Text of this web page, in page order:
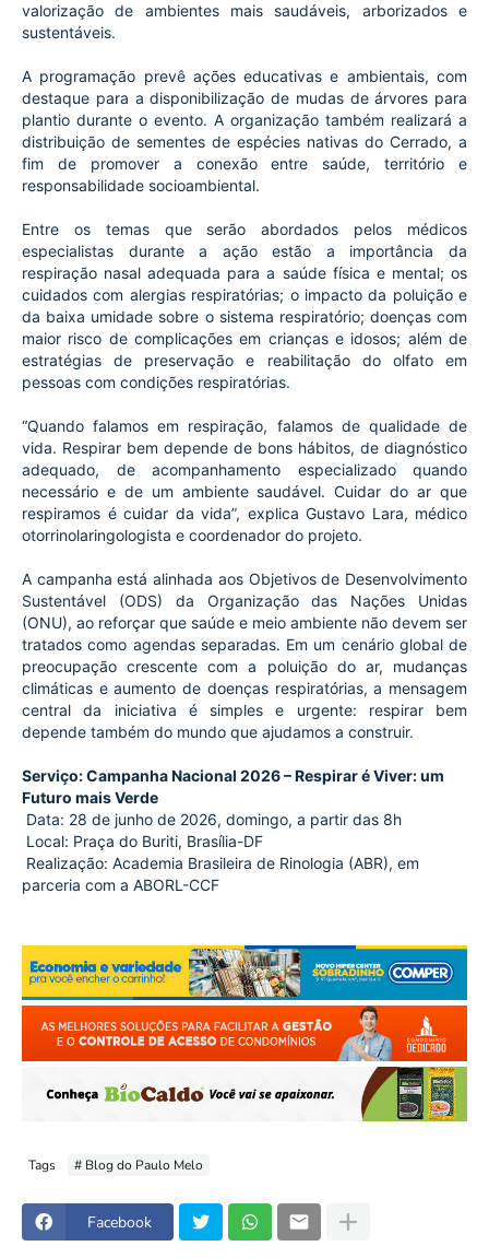
valorização de ambientes mais saudáveis, arborizados e
sustentáveis.
A programação prevê ações educativas e ambientais, com
destaque para a disponibilização de mudas de árvores para
plantio durante o evento. A organização também realizará a
distribuição de sementes de espécies nativas do Cerrado, a
fim de promover a conexão entre saúde, território e
responsabilidade socioambiental.
Entre os temas que serão abordados pelos médicos
especialistas durante a ação estão a importância da
respiração nasal adequada para a saúde física e mental; os
cuidados com alergias respiratórias; o impacto da poluição e
da baixa umidade sobre o sistema respiratório; doenças com
maior risco de complicações em crianças e idosos; além de
estratégias de preservação e reabilitação do olfato em
pessoas com condições respiratórias.
“Quando falamos em respiração, falamos de qualidade de
vida. Respirar bem depende de bons hábitos, de diagnóstico
adequado, de acompanhamento especializado quando
necessário e de um ambiente saudável. Cuidar do ar que
respiramos é cuidar da vida”, explica Gustavo Lara, médico
otorrinolaringologista e coordenador do projeto.
A campanha está alinhada aos Objetivos de Desenvolvimento
Sustentável (ODS) da Organização das Nações Unidas
(ONU), ao reforçar que saúde e meio ambiente não devem ser
tratados como agendas separadas. Em um cenário global de
preocupação crescente com a poluição do ar, mudanças
climáticas e aumento de doenças respiratórias, a mensagem
central da iniciativa é simples e urgente: respirar bem
depende também do mundo que ajudamos a construir.
Serviço: Campanha Nacional 2026 – Respirar é Viver: um
Futuro mais Verde
Data: 28 de junho de 2026, domingo, a partir das 8h
Local: Praça do Buriti, Brasília-DF
parceria com a ABORL-CCF
Tags # Blog do Paulo Melo
Facebook